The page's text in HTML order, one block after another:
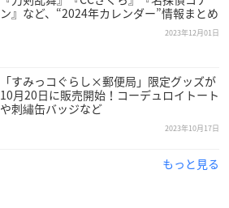
ン』など、“2024年カレンダー”情報まとめ
2023年12月01日
「すみっコぐらし×郵便局」限定グッズが
10月20日に販売開始！コーデュロイトート
や刺繡缶バッジなど
2023年10月17日
もっと見る